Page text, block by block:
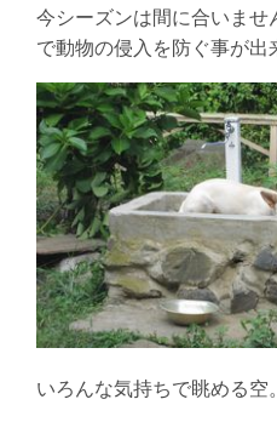
今シーズンは間に合いませ
で動物の侵入を防ぐ事が出
いろんな気持ちで眺める空。